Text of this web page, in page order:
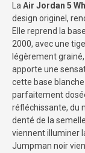
LaAir Jordan 5
design originel,
Elle reprend la
2000, avec une
légèrement
apporte une
cette base
parfaitement
réfléchissante, du
denté de la
viennent illuminer
Jumpman noir